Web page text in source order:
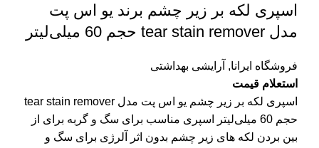
اسپری لکه بر زیر چشم برند یو اس پت
مدل tear stain remover حجم 60 ‌میلی‌لیتر
فروشگاه ایرانا, آرایشی بهداشتی
استعلام قیمت
اسپری لکه بر زیر چشم یو اس پت مدل tear stain remover
حجم 60 ‌میلی‌لیتر اسپری مناسب برای سگ و گربه برای از
بین بردن لکه های زیر چشم بدون اثر آلرژی برای سگ و